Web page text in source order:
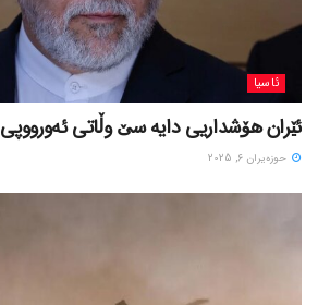
ئاسیا
ئێران هۆشداریی دایە سێ وڵاتی ئەورووپی
حوزه‌یران 6, 2025